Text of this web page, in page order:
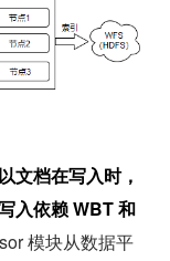
文档在写入时，
入依赖 WBT 和
模块从数据平